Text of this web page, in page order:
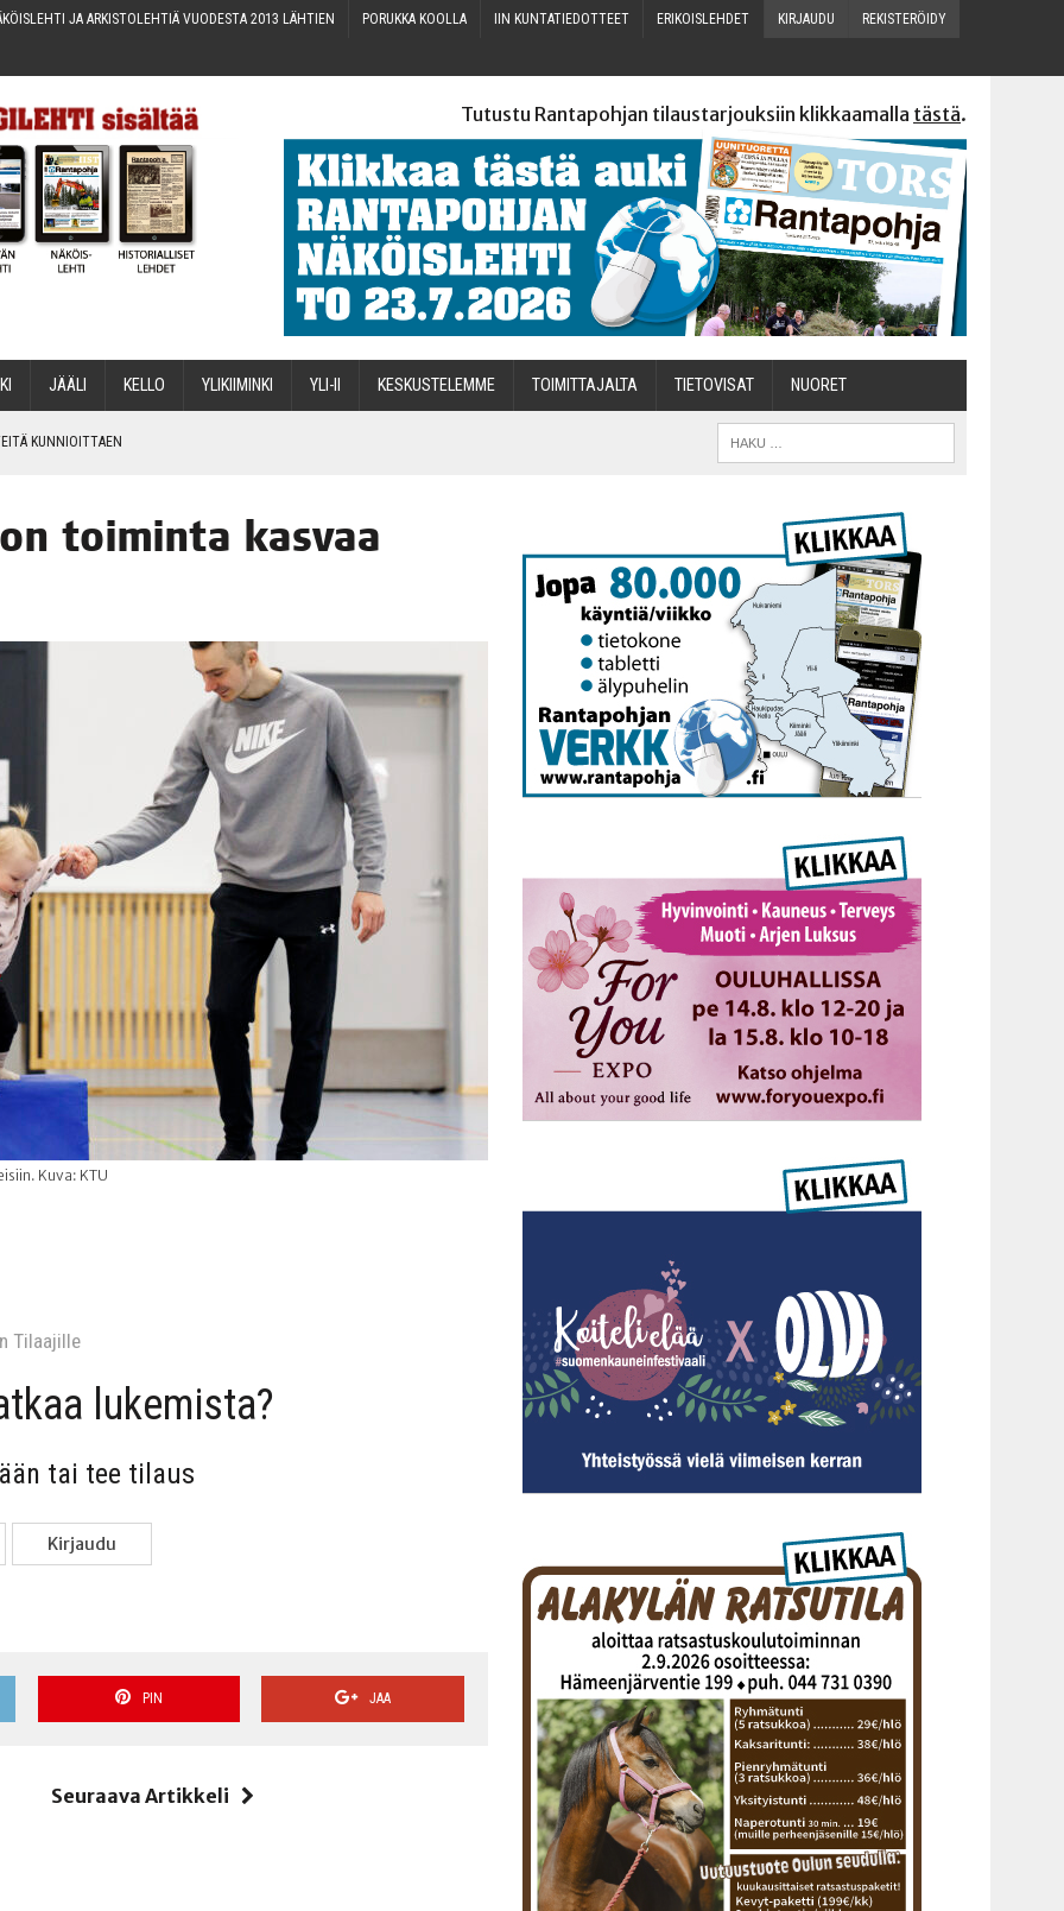
JA ARKIS­TO­LEH­TIÄ VUO­DES­TA 2013 LÄHTIEN PORUK­KA KOOLLA IIN KUN­TA­TIE­DOT­TEET ERI­KOIS­LEH­DET KIR­JAU­DU REKIS­TE­RÖI­DY
Tutustu Rantapohjan tilaustarjouksiin klikkaamalla tästä.
JÄÄ­LI KEL­LO YLI­KII­MIN­KI YLI-II KES­KUS­TE­LEM­ME TOI­MIT­TA­JAL­TA TIETOVISAT NUO­RET
KUNNIOITTAEN
toi­min­ta kas­vaa
Kuva: KTU
Tilaa­jil­le
lukemista?
tai tee tilaus
Kir­jau­du
PIN JAA
Seuraava Artikkeli